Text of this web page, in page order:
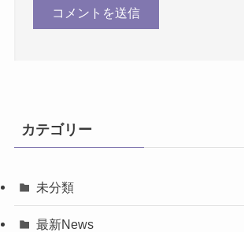
カテゴリー
未分類
最新News